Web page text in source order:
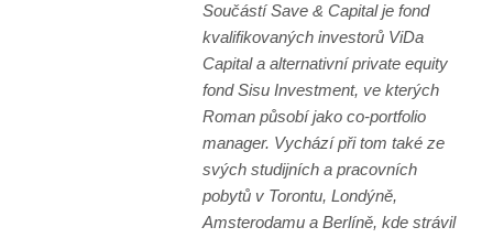
Součástí Save & Capital je fond
kvalifikovaných investorů ViDa
Capital a alternativní private equity
fond Sisu Investment, ve kterých
Roman působí jako co-portfolio
manager. Vychází při tom také ze
svých studijních a pracovních
pobytů v Torontu, Londýně,
Amsterodamu a Berlíně, kde strávil